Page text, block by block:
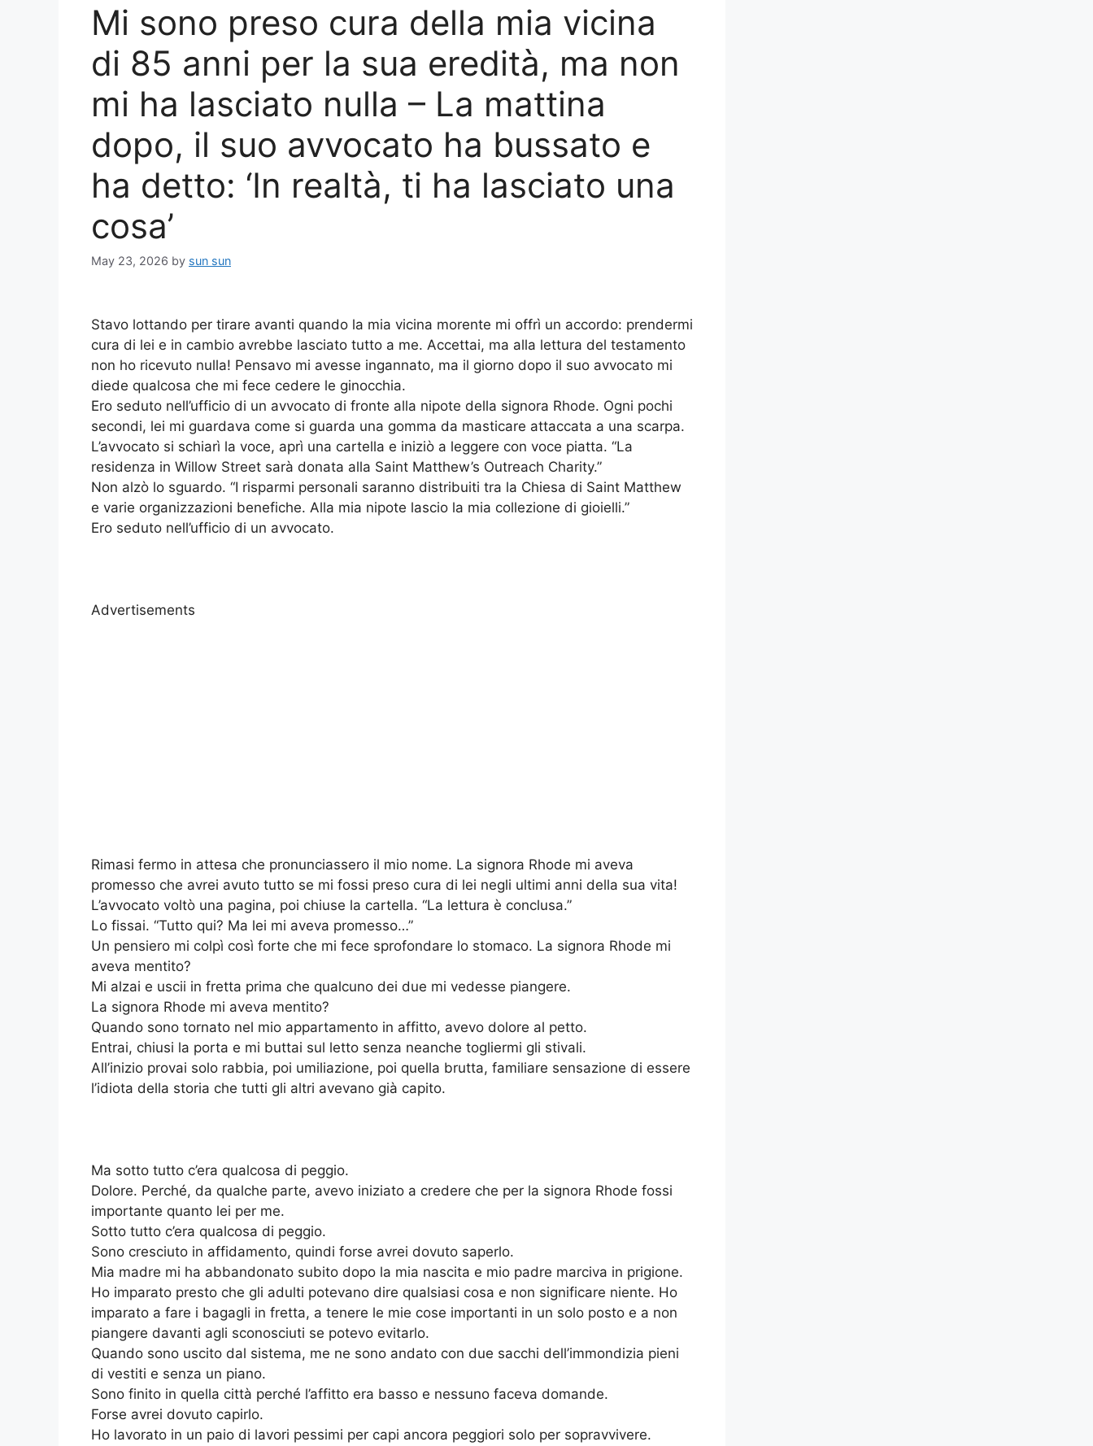
Mi sono preso cura della mia vicina
di 85 anni per la sua eredità, ma non
mi ha lasciato nulla – La mattina
dopo, il suo avvocato ha bussato e
ha detto: ‘In realtà, ti ha lasciato una
cosa’
May 23, 2026 by sun sun
Stavo lottando per tirare avanti quando la mia vicina morente mi offrì un accordo: prendermi
cura di lei e in cambio avrebbe lasciato tutto a me. Accettai, ma alla lettura del testamento
non ho ricevuto nulla! Pensavo mi avesse ingannato, ma il giorno dopo il suo avvocato mi
diede qualcosa che mi fece cedere le ginocchia.
Ero seduto nell’ufficio di un avvocato di fronte alla nipote della signora Rhode. Ogni pochi
secondi, lei mi guardava come si guarda una gomma da masticare attaccata a una scarpa.
L’avvocato si schiarì la voce, aprì una cartella e iniziò a leggere con voce piatta. “La
residenza in Willow Street sarà donata alla Saint Matthew’s Outreach Charity.”
Non alzò lo sguardo. “I risparmi personali saranno distribuiti tra la Chiesa di Saint Matthew
e varie organizzazioni benefiche. Alla mia nipote lascio la mia collezione di gioielli.”
Ero seduto nell’ufficio di un avvocato.
Advertisements
Rimasi fermo in attesa che pronunciassero il mio nome. La signora Rhode mi aveva
promesso che avrei avuto tutto se mi fossi preso cura di lei negli ultimi anni della sua vita!
L’avvocato voltò una pagina, poi chiuse la cartella. “La lettura è conclusa.”
Lo fissai. “Tutto qui? Ma lei mi aveva promesso…”
Un pensiero mi colpì così forte che mi fece sprofondare lo stomaco. La signora Rhode mi
aveva mentito?
Mi alzai e uscii in fretta prima che qualcuno dei due mi vedesse piangere.
La signora Rhode mi aveva mentito?
Quando sono tornato nel mio appartamento in affitto, avevo dolore al petto.
Entrai, chiusi la porta e mi buttai sul letto senza neanche togliermi gli stivali.
All’inizio provai solo rabbia, poi umiliazione, poi quella brutta, familiare sensazione di essere
l’idiota della storia che tutti gli altri avevano già capito.
Ma sotto tutto c’era qualcosa di peggio.
Dolore. Perché, da qualche parte, avevo iniziato a credere che per la signora Rhode fossi
importante quanto lei per me.
Sotto tutto c’era qualcosa di peggio.
Sono cresciuto in affidamento, quindi forse avrei dovuto saperlo.
Mia madre mi ha abbandonato subito dopo la mia nascita e mio padre marciva in prigione.
Ho imparato presto che gli adulti potevano dire qualsiasi cosa e non significare niente. Ho
imparato a fare i bagagli in fretta, a tenere le mie cose importanti in un solo posto e a non
piangere davanti agli sconosciuti se potevo evitarlo.
Quando sono uscito dal sistema, me ne sono andato con due sacchi dell’immondizia pieni
di vestiti e senza un piano.
Sono finito in quella città perché l’affitto era basso e nessuno faceva domande.
Forse avrei dovuto capirlo.
Ho lavorato in un paio di lavori pessimi per capi ancora peggiori solo per sopravvivere.